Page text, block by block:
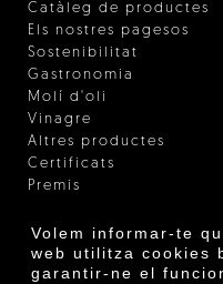
Volem informar-te
web utilitza cookies
garantir-ne el
Catàleg de productes
Els nostres pagesos
Sostenibilitat
Gastronomia
Molí d'oli
Vinagre
Altres productes
Certificats
Premis